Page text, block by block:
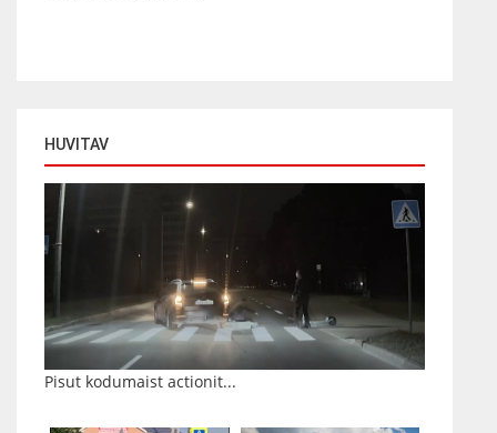
HUVITAV
Pisut kodumaist actionit...